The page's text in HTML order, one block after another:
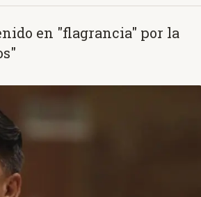
en "flagrancia" por la